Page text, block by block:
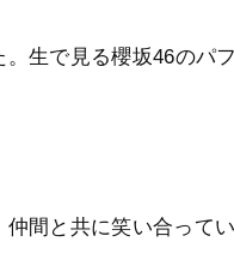
生で見る櫻坂46のパ
間と共に笑い合って